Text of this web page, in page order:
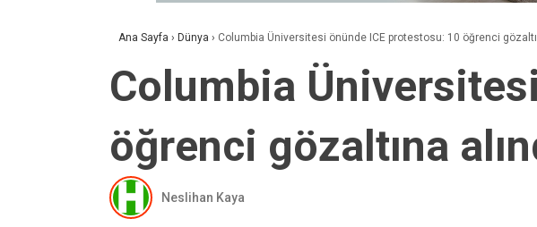
Ana Sayfa › Dünya › Columbia Üniversitesi önünde ICE protestosu: 10 öğrenci
Columbia
öğrenci gözaltına
Neslihan Kaya